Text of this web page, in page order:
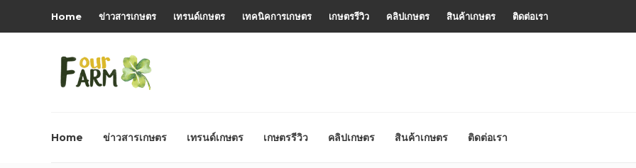
Home ข่าวสารเกษตร เทรนด์เกษตร เทคนิคการเกษตร เกษตรรีวิว คลิปเกษตร สินค้าเกษตร ติดต่อเรา
Home ข่าวสารเกษตร เทรนด์เกษตร เกษตรรีวิว คลิปเกษตร สินค้าเกษตร ติดต่อเรา